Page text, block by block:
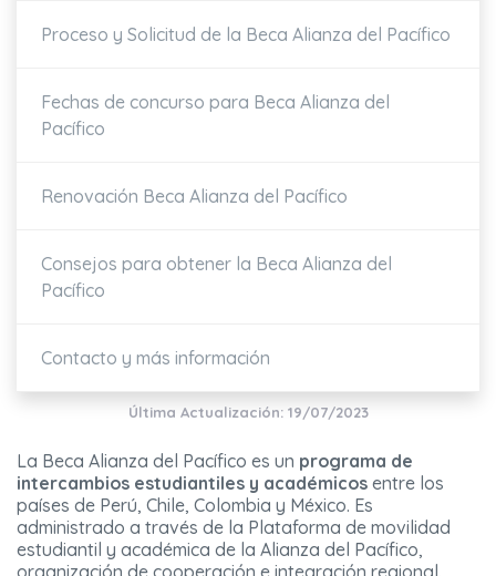
Proceso y Solicitud de la Beca Alianza del Pacífico
Fechas de concurso para Beca Alianza del
Pacífico
Renovación Beca Alianza del Pacífico
Consejos para obtener la Beca Alianza del
Pacífico
Contacto y más información
Última Actualización: 19/07/2023
La Beca Alianza del Pacífico es un programa de
intercambios estudiantiles y académicos entre los
países de Perú, Chile, Colombia y México. Es
administrado a través de la Plataforma de movilidad
estudiantil y académica de la Alianza del Pacífico,